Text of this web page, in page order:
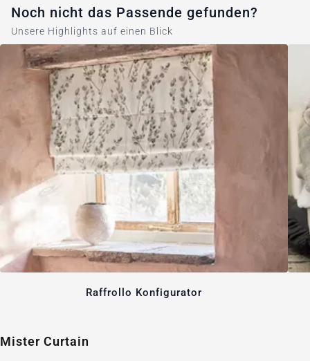
Noch nicht das Passende gefunden?
Unsere Highlights auf einen Blick
Raffrollo Konfigurator
Mister Curtain